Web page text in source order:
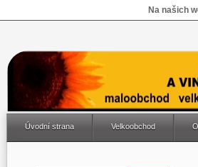
Na našich
Úvodní strana Velkoobchod